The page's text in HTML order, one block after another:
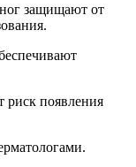
защищают от
риск появления